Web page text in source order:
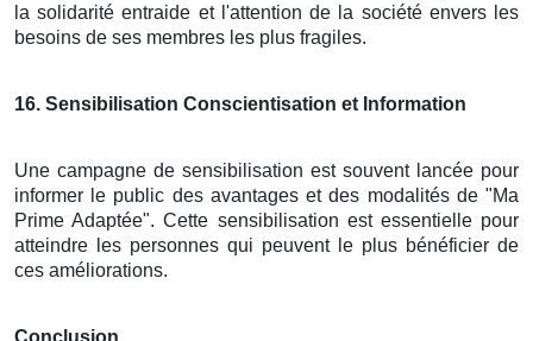
la solidarité entraide et l'attention de la société envers les
besoins de ses membres les plus fragiles.
16. Sensibilisation Conscientisation et Information
Une campagne de sensibilisation est souvent lancée pour
informer le public des avantages et des modalités de "Ma
Prime Adaptée". Cette sensibilisation est essentielle pour
atteindre les personnes qui peuvent le plus bénéficier de
ces améliorations.
Conclusion